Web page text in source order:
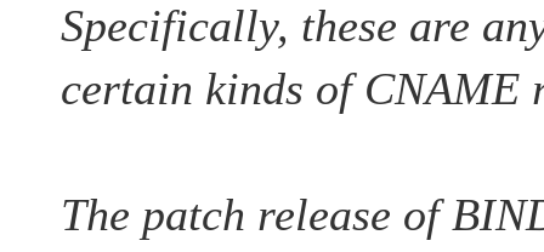
Specifically, these are
certain kinds of CNAME
The patch release of